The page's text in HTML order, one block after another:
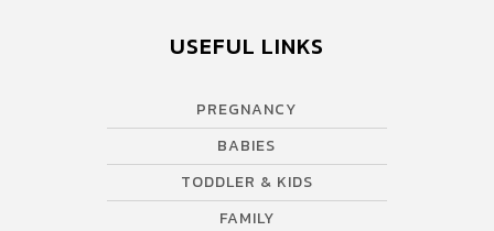
USEFUL LINKS
PREGNANCY
BABIES
TODDLER & KIDS
FAMILY